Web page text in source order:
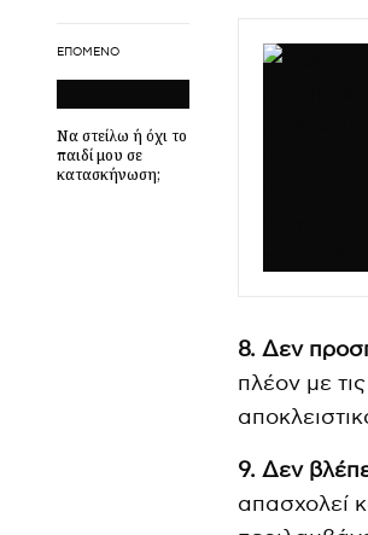
ΕΠΌΜΕΝΟ
Να στείλω ή όχι το
παιδί μου σε
κατασκήνωση;
8. Δεν
πλέον με
9. Δεν
απασχολεί